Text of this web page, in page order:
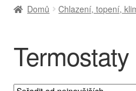
Celosvětová doprava
Doprava
Kontakt
Domů Chlazení, topení,
Termostaty